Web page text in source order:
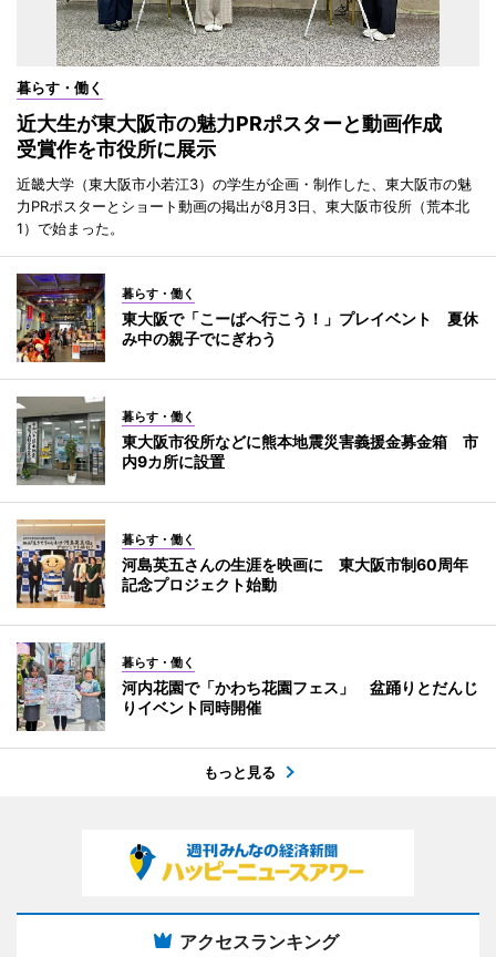
暮らす・働く
近大生が東大阪市の魅力PRポスターと動画作成
受賞作を市役所に展示
近畿大学（東大阪市小若江3）の学生が企画・制作した、東大阪市の魅
力PRポスターとショート動画の掲出が8月3日、東大阪市役所（荒本北
1）で始まった。
暮らす・働く
東大阪で「こーばへ行こう！」プレイベント 夏休
み中の親子でにぎわう
暮らす・働く
東大阪市役所などに熊本地震災害義援金募金箱 市
内9カ所に設置
暮らす・働く
河島英五さんの生涯を映画に 東大阪市制60周年
記念プロジェクト始動
暮らす・働く
河内花園で「かわち花園フェス」 盆踊りとだんじ
りイベント同時開催
もっと見る
アクセスランキング